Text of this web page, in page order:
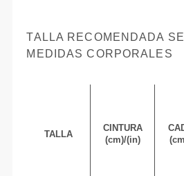
TALLA RECOMENDADA
MEDIDAS CORPORALES
TALLA
CINTURA
(cm)/(in)